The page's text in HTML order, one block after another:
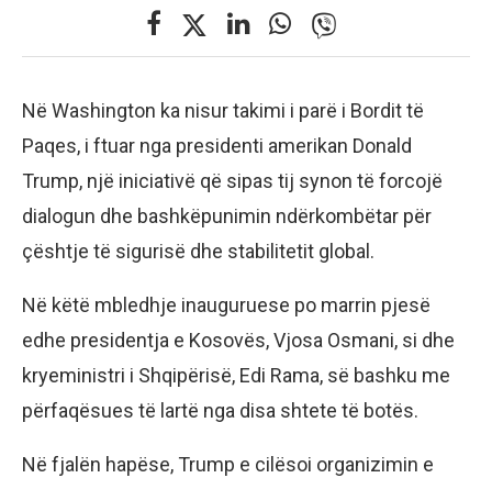
Në Washington ka nisur takimi i parë i Bordit të
Paqes, i ftuar nga presidenti amerikan Donald
Trump, një iniciativë që sipas tij synon të forcojë
dialogun dhe bashkëpunimin ndërkombëtar për
çështje të sigurisë dhe stabilitetit global.
Në këtë mbledhje inauguruese po marrin pjesë
edhe presidentja e Kosovës, Vjosa Osmani, si dhe
kryeministri i Shqipërisë, Edi Rama, së bashku me
përfaqësues të lartë nga disa shtete të botës.
Në fjalën hapëse, Trump e cilësoi organizimin e